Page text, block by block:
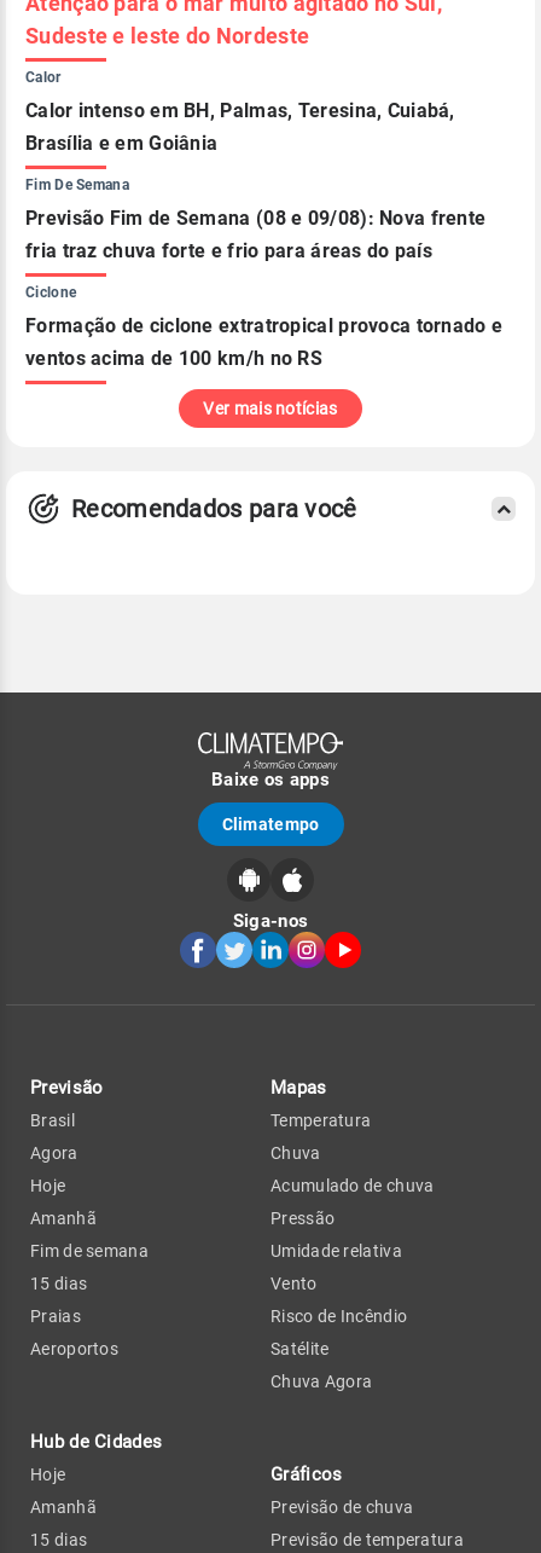
Sudeste e leste do Nordeste
Calor
Calor intenso em BH, Palmas, Teresina, Cuiabá,
Brasília e em Goiânia
Fim De Semana
Previsão Fim de Semana (08 e 09/08): Nova frente
fria traz chuva forte e frio para áreas do país
Ciclone
Formação de ciclone extratropical provoca tornado e
ventos acima de 100 km/h no RS
Ver mais notícias
Recomendados para você
Baixe os apps
Climatempo
Siga-nos
Previsão
Brasil
Agora
Hoje
Amanhã
Fim de semana
15 dias
Praias
Aeroportos
Hub de Cidades
Hoje
Amanhã
15 dias
Mapas
Temperatura
Chuva
Acumulado de chuva
Pressão
Umidade relativa
Vento
Risco de Incêndio
Satélite
Chuva Agora
Gráficos
Previsão de chuva
Previsão de temperatura